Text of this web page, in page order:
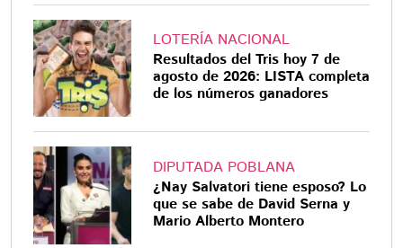
LOTERÍA NACIONAL
Resultados del Tris hoy 7 de
agosto de 2026: LISTA completa
de los números ganadores
DIPUTADA POBLANA
¿Nay Salvatori tiene esposo? Lo
que se sabe de David Serna y
Mario Alberto Montero